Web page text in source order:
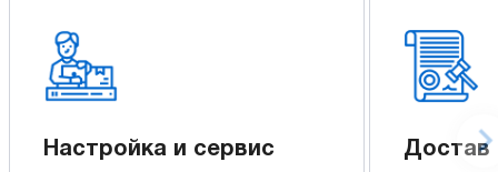
Настройка и сервис